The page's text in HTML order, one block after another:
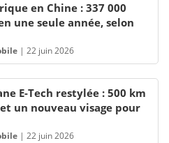
en Chine : 337 000
une seule année, selon
| 22 juin 2026
E-Tech restylée : 500 km
un nouveau visage pour
| 22 juin 2026